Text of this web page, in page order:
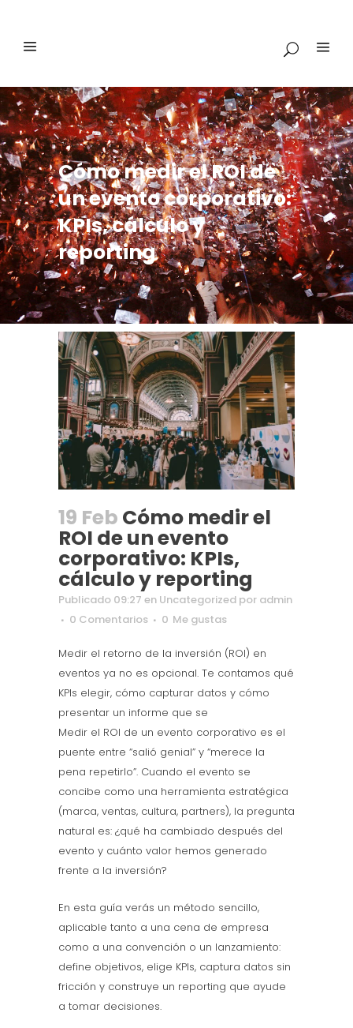
Cómo medir el ROI de
un evento corporativo:
KPIs, cálculo y
reporting
19 Feb Cómo medir el
ROI de un evento
corporativo: KPIs,
cálculo y reporting
Publicado 09:27 en Uncategorized por admin
0 Comentarios
0 Me gustas
Medir el retorno de la inversión (ROI) en
eventos ya no es opcional. Te contamos qué
KPIs elegir, cómo capturar datos y cómo
presentar un informe que se
Medir el ROI de un evento corporativo es el
puente entre “salió genial” y “merece la
pena repetirlo”. Cuando el evento se
concibe como una herramienta estratégica
(marca, ventas, cultura, partners), la pregunta
natural es: ¿qué ha cambiado después del
evento y cuánto valor hemos generado
frente a la inversión?
En esta guía verás un método sencillo,
aplicable tanto a una cena de empresa
como a una convención o un lanzamiento:
define objetivos, elige KPIs, captura datos sin
fricción y construye un reporting que ayude
a tomar decisiones.